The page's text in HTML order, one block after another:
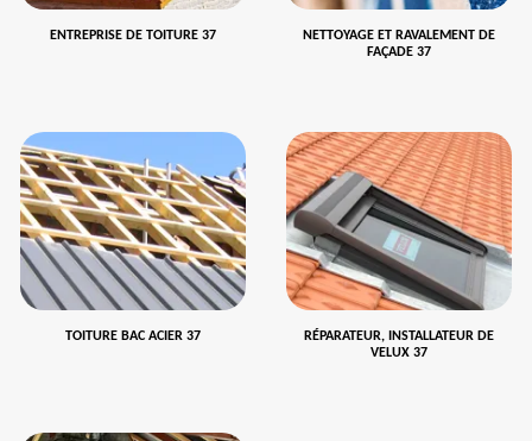
ENTREPRISE DE TOITURE 37
NETTOYAGE ET RAVALEMENT DE
FAÇADE 37
TOITURE BAC ACIER 37
RÉPARATEUR, INSTALLATEUR DE
VELUX 37